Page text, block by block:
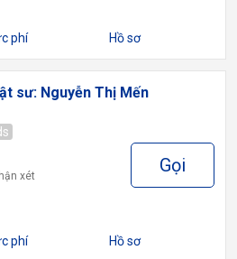
phí Hồ sơ
sư: Nguyễn Thị Mến
xét Gọi
phí Hồ sơ